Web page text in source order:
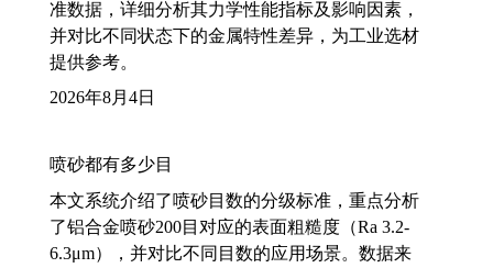
准数据，详细分析其力学性能指标及影响因素，
并对比不同状态下的金属特性差异，为工业选材
提供参考。
2026年8月4日
喷砂都有多少目
本文系统介绍了喷砂目数的分级标准，重点分析
了铝合金喷砂200目对应的表面粗糙度（Ra 3.2-
6.3μm），并对比不同目数的应用场景。数据来